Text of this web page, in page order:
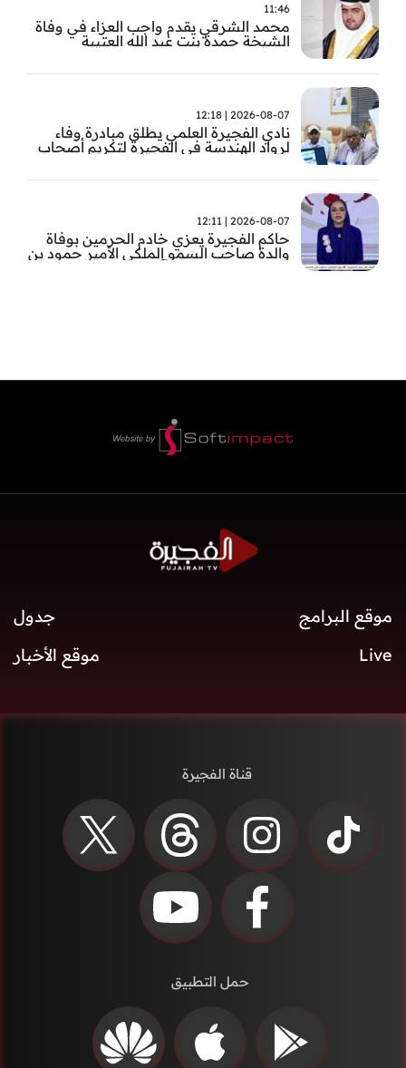
11:46
محمد الشرقي يقدم واجب العزاء في وفاة
الشيخة حمدة بنت عبد الله العتيبة
2026-08-07 | 12:18
نادي الفجيرة العلمي يطلق مبادرة وفاء
لرواد الهندسة في الفجيرة لتكريم أصحاب
2026-08-07 | 12:11
حاكم الفجيرة يعزي خادم الحرمين بوفاة
والدة صاحب السمو الملكي الأمير حمود بن
موقع البرامج
جدول
Live
موقع الأخبار
قناة الفجيرة
حمل التطبيق